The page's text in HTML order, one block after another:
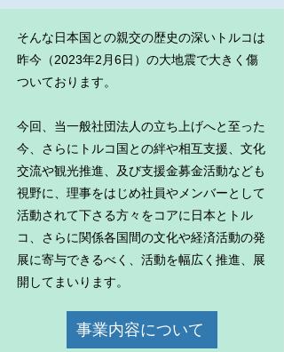
そんな日本国との親交の歴史の深いトルコは
昨今（2023年2月6日）の大地震で大きく傷
ついております。
今回、当一般社団法人の立ち上げへと至った
今、さらにトルコ国との絆や相互支援、文化
交流や観光推進、及び支援金募金活動なども
視野に、理事をはじめ社員やメンバーとして
活動されて下さる方々をコアに日本とトル
コ、さらに関係各国間の文化や経済活動の発
展に寄与できるべく、活動を幅広く推進、展
開してまいります。
事業内容について